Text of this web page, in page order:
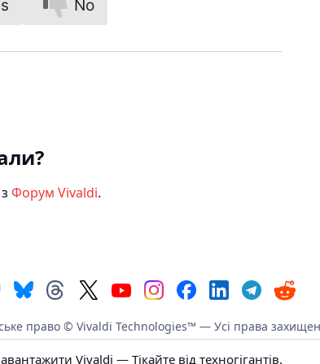
No
Форум Vivaldi.
право © Vivaldi Technologies™ — Усі права
Vivaldi — Тікайте від техногігантів.